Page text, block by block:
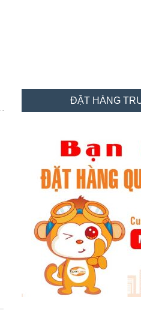
SidebarĐẶT HÀNG